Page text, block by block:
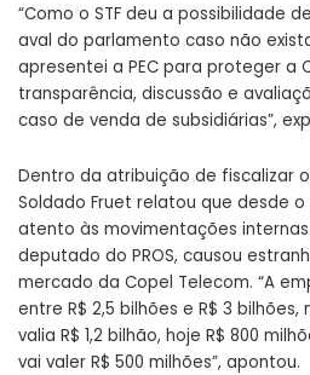
“Como o STF deu a possibilidade
aval do parlamento caso não
apresentei a PEC para proteger a
transparência, discussão e
caso de venda de subsidiárias”,
Dentro da atribuição de fiscalizar
Soldado Fruet relatou que desde
atento às movimentações
deputado do PROS, causou
mercado da Copel Telecom. “A
entre R$ 2,5 bilhões e R$ 3
valia R$ 1,2 bilhão, hoje R$ 800
vai valer R$ 500 milhões”, apontou.